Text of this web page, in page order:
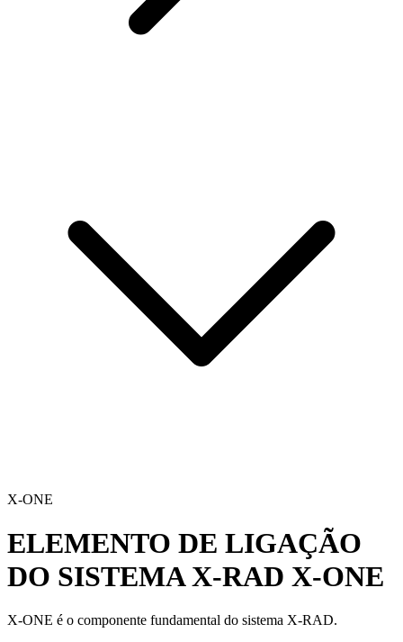
X-ONE
ELEMENTO DE LIGAÇÃO
DO SISTEMA X-RAD X-ONE
X-ONE é o componente fundamental do sistema X-RAD.